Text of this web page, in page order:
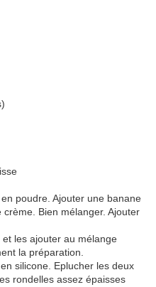
poudre. Ajouter une banane
Bien mélanger. Ajouter
les ajouter au mélange
la préparation.
silicone. Eplucher les deux
rondelles assez épaisses